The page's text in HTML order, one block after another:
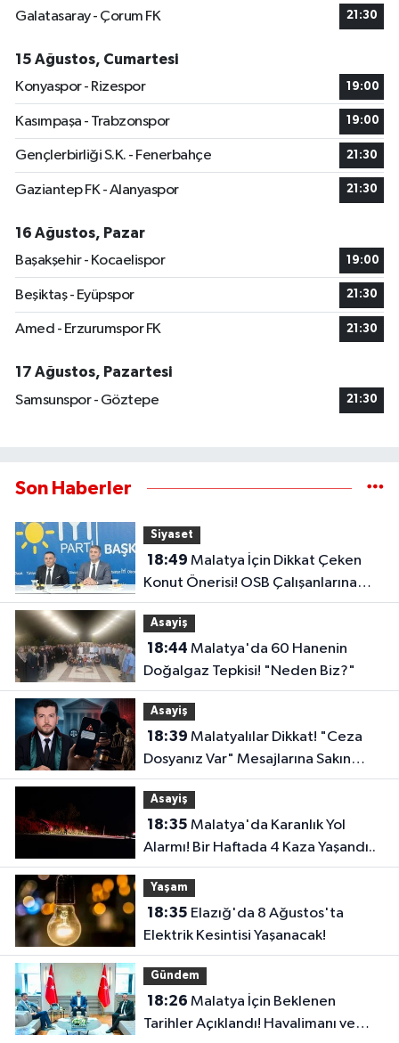
Galatasaray - Çorum FK
21:30
15 Ağustos, Cumartesi
Konyaspor - Rizespor
19:00
Kasımpaşa - Trabzonspor 19:00
Gençlerbirliği S.K. - Fenerbahçe 21:30
Gaziantep FK - Alanyaspor 21:30
16 Ağustos, Pazar
Başakşehir - Kocaelispor
19:00
Beşiktaş - Eyüpspor 21:30
Amed - Erzurumspor FK 21:30
17 Ağustos, Pazartesi
Samsunspor - Göztepe
21:30
Son Haberler
Siyaset
18:49
Konut Önerisi! OSB Çalışanlarına
Faizsiz Ev Çağrısı..
Asayiş
18:44
Doğalgaz Tepkisi! "Neden Biz?"
Asayiş
18:39
Dosyanız Var" Mesajlarına Sakın
Kanmayın
Asayiş
18:35
Alarmı! Bir Haftada 4 Kaza Yaşandı..
Yaşam
18:35
Elektrik Kesintisi Yaşanacak!
Gündem
18:26
Tarihler Açıklandı! Havalimanı ve